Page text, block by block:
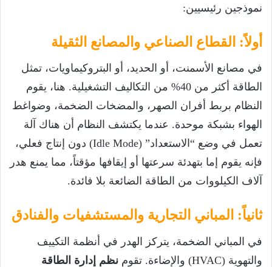
نموذجين رئيسيين:
أولاً: القطاع الصناعي والمصانع الثقيلة
في مصانع الأسمنت، أو الحديد، أو البتروكيماويات، تمثل
الطاقة أكثر من 40% من التكاليف التشغيلية. هنا، يقوم
النظام بربط أفران الصهر، والمضخات الضخمة، وضواغط
الهواء بشبكة موحدة. عندما يكتشف النظام أن هناك آلة
تعمل في وضع “الاستعداد” (Idle Mode) دون إنتاج فعلي،
فإنه يقوم إما بتهدئة سرعتها أو إيقافها مؤقتاً، مما يمنع هدر
آلاف الكيلووات من الطاقة الضائعة بلا فائدة.
ثانياً: المباني التجارية والمستشفيات والفنادق
في المباني الضخمة، يتركز الهدر في أنظمة التكييف
والتهوية (HVAC) والإضاءة. تقوم
نظم إدارة الطاقة